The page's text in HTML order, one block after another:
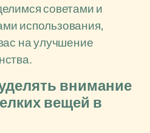
советами и
использования,
на улучшение
внимание
вещей в